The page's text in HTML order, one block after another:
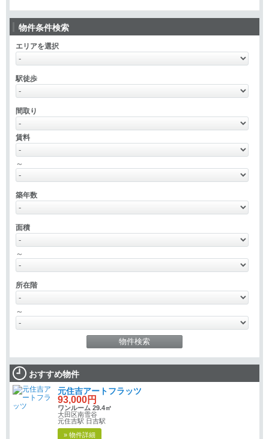
物件条件検索
エリアを選択
駅徒歩
間取り
賃料
～
築年数
面積
～
所在階
～
おすすめ物件
元住吉アートフラッツ
93,000円
ワンルーム 29.4㎡
大田区南雪谷
元住吉駅 日吉駅
» 物件詳細